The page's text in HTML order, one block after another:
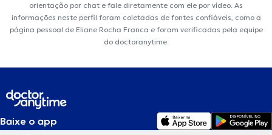
orientação por chat e fale diretamente com ele por vídeo. As
informações neste perfil foram coletadas de fontes confiáveis, como a
página pessoal de Eliane Rocha Franca e foram verificadas pela equipe
do doctoranytime.
Baixe o app